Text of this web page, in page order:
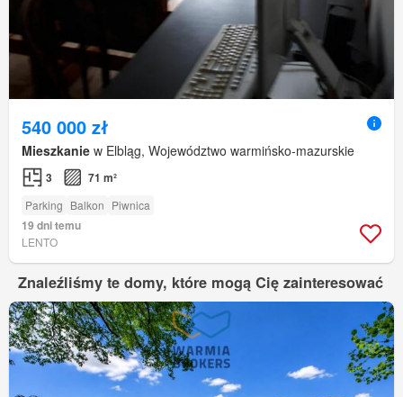
540 000 zł
Mieszkanie w Elbląg, Województwo warmińsko-mazurskie
3 71 m²
Parking Balkon Piwnica
19 dni temu
LENTO
Znaleźliśmy te domy, które mogą Cię zainteresować